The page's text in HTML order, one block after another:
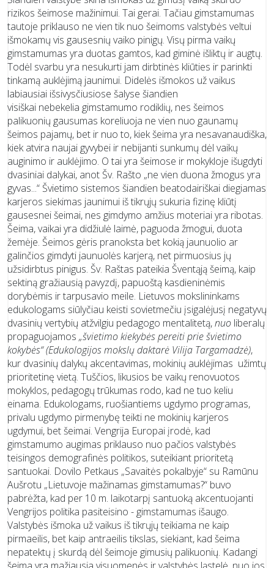
rizikos šeimose mažinimui. Tai gerai. Tačiau gimstamumas
tautoje priklauso ne vien tik nuo šeimoms valstybės veltui
išmokamų vis gausesnių vaiko pinigų. Visų pirma vaikų
gimstamumas yra duotas gamtos, kad giminė išliktų ir augtų.
Todėl svarbu yra nesukurti jam dirbtinės kliūties ir parinkti
tinkamą auklėjimą jaunimui. Didelės išmokos už vaikus
labiausiai išsivysčiusiose šalyse šiandien
visiškai nebekelia gimstamumo rodiklių, nes šeimos
palikuonių gausumas koreliuoja ne vien nuo gaunamų
šeimos pajamų, bet ir nuo to, kiek šeima yra nesavanaudiška,
kiek atvira naujai gyvybei ir nebijanti sunkumų dėl vaikų
auginimo ir auklėjimo. O tai yra šeimose ir mokykloje išugdyti
dvasiniai dalykai, anot Šv. Rašto „ne vien duona žmogus yra
gyvas...“ Švietimo sistemos šiandien beatodairiškai diegiamas
karjeros siekimas jaunimui iš tikrųjų sukuria fizinę kliūtį
gausesnei šeimai, nes gimdymo amžius moteriai yra ribotas.
Šeima, vaikai yra didžiulė laimė, paguoda žmogui, duota
žemėje. Šeimos gėris pranoksta bet kokią jaunuolio ar
galinčios gimdyti jaunuolės karjerą, net pirmuosius jų
užsidirbtus pinigus. Šv. Raštas pateikia Šventąją šeimą, kaip
sektiną gražiausią pavyzdį, papuoštą kasdieninėmis
dorybėmis ir tarpusavio meile. Lietuvos mokslininkams
edukologams siūlyčiau keisti sovietmečiu įsigalėjusį negatyvų
dvasinių vertybių atžvilgiu pedagogo mentalitetą,nuo liberalų
propaguojamos „švietimo kiekybės pereiti prie švietimo
kokybės“ (Edukologijos mokslų daktarė Vilija Targamadzė),
kur dvasinių dalykų akcentavimas, mokinių auklėjimas užimtų
prioritetinę vietą. Tuščios, likusios be vaikų renovuotos
mokyklos, pedagogų trūkumas rodo, kad ne tuo keliu
einama. Edukologams, ruošiantiems ugdymo programas,
privalu ugdymo pirmenybę teikti ne mokinių karjeros
ugdymui, bet šeimai. Vengrija Europai įrodė, kad
gimstamumo augimas priklauso nuo pačios valstybės
teisingos demografinės politikos, suteikiant prioritetą
santuokai. Dovilo Petkaus „Savaitės pokalbyje“ su Ramūnu
Aušrotu „Lietuvoje mažinamas gimstamumas?“ buvo
pabrėžta, kad per 10 m. laikotarpį santuoką akcentuojanti
Vengrijos politika pasiteisino - gimstamumas išaugo.
Valstybės išmoka už vaikus iš tikrųjų teikiama ne kaip
pirmaeilis, bet kaip antraeilis tikslas, siekiant, kad šeima
nepatektų į skurdą dėl šeimoje gimusių palikuonių. Kadangi